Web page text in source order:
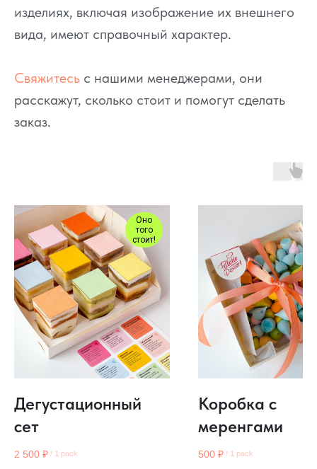
изделиях, включая изображение их внешнего
вида, имеют справочный характер.
Свяжитесь с нашими менеджерами, они
расскажут, сколько стоит и помогут сделать
заказ.
Оно
того
стоит!
Дегустационный
сет
2 500 ₽ / 1 pack
Коробка с
меренгами
500 ₽ / 1 pack